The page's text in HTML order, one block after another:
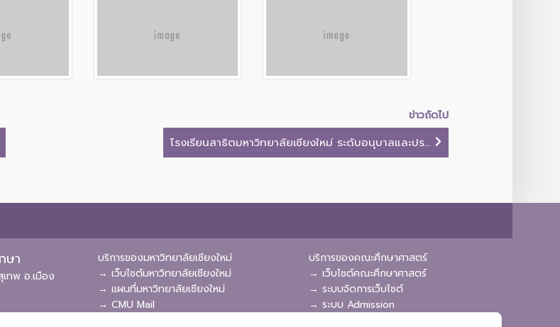
ข่าวถัดไป
โรงเรียนสาธิตมหาวิทยาลัยเชียงใหม่ ระดับอนุบาลและปร...
ษา
ทพ อ.เมือง
บริการของมหาวิทยาลัยเชียงใหม่
→ เว็บไซต์มหาวิทยาลัยเชียงใหม่
→ แผนที่มหาวิทยาลัยเชียงใหม่
→ CMU Mail
บริการของคณะศึกษาศาสตร์
→ เว็บไซต์คณะศึกษาศาสตร์
→ ระบบจัดการเว็บไซต์
→ ระบบ Admission